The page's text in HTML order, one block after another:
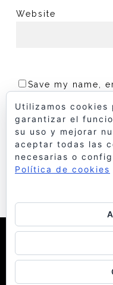
Website
Save my name,
© 1998 Bello y
Cookies
Utilizamos
garantizar el
su uso y mejorar
aceptar todas las
necesarias o
Política de cookies